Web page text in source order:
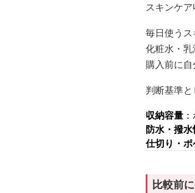
スキンケ
毎日使うス
化粧水・
購入前に
判断基準と
収納容量
防水・撥
仕切り・
比較前